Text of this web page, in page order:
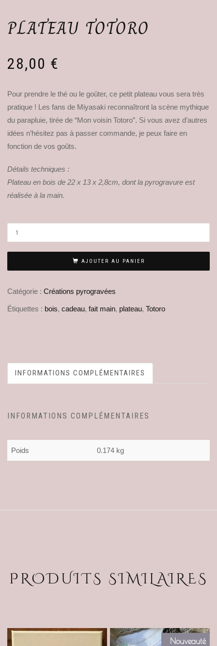
PLATEAU TOTORO
28,00 €
Pour prendre le thé ou le goûter, ce petit plateau vous sera très
pratique ! Les fans de Miyasaki reconnaîtront la scène mythique
du parapluie, tirée de “Mon voisin Totoro”. Si vous avez d’autres
idées n’hésitez pas à passer commande, je peux faire en
fonction de vos goûts.
Détails techniques :
Plateau en bois de 22 x 13 x 2,8cm, dont la pyrogravure est
réalisée à la main.
AJOUTER AU PANIER
Catégorie : Créations pyrogravées
Étiquettes : bois, cadeau, fait main, plateau, Totoro
INFORMATIONS COMPLÉMENTAIRES
INFORMATIONS COMPLÉMENTAIRES
Poids 0.174 kg
PRODUITS SIMILAIRES
Nouveauté